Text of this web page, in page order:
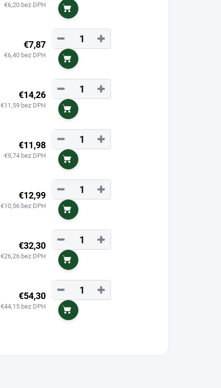
€6,20 bez DPH
Do košíka
€7,87
€6,40 bez DPH
+
−
Do košíka
€14,26
€11,59 bez DPH
+
−
Do košíka
€11,98
€9,74 bez DPH
+
−
Do košíka
€12,99
€10,56 bez DPH
+
−
Do košíka
€32,30
€26,26 bez DPH
+
−
Do košíka
€54,30
€44,15 bez DPH
+
−
Do košíka